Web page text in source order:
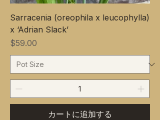
Sarracenia (oreophila x leucophylla)
x ‘Adrian Slack’
価格
$59.00
カートに追加する